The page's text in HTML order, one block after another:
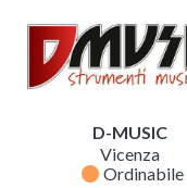
D-MUSIC
Vicenza
fiber_manual_record Ordinabile